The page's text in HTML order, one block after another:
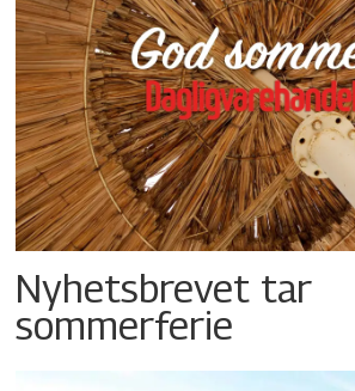
Nyhetsbrevet tar
sommerferie